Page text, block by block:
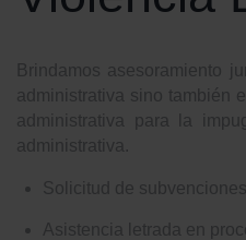
Brindamos asesoramiento
administrativa sino también
administrativa para la
administrativa.
Solicitud de
Asistencia letrada en